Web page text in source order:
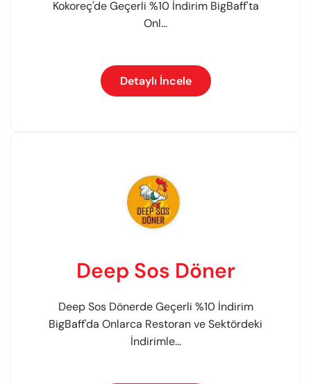
Kokoreç'de Geçerli %10 İndirim BigBaff'ta
Onl...
Detaylı İncele
Deep Sos Döner
Deep Sos Dönerde Geçerli %10 İndirim
BigBaff'da Onlarca Restoran ve Sektördeki
İndirimle...